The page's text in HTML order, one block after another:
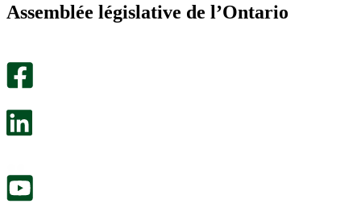
été
m’a
Assemblée législative de l’Ontario